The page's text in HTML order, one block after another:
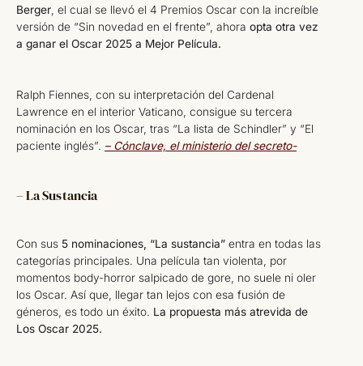
Berger , el cual se llevó el 4 Premios Oscar con la increíble
versión de “Sin novedad en el frente”, ahora opta otra vez
a ganar el Oscar 2025 a Mejor Película.
Ralph Fiennes, con su interpretación del Cardenal
Lawrence en el interior Vaticano, consigue su tercera
nominación en los Oscar, tras “La lista de Schindler” y “El
paciente inglés”. – Cónclave, el ministerio del secreto-
– La Sustancia
Con sus 5 nominaciones, “La sustancia” entra en todas las
categorías principales. Una película tan violenta, por
momentos body-horror salpicado de gore, no suele ni oler
los Oscar. Así que, llegar tan lejos con esa fusión de
géneros, es todo un éxito. La propuesta más atrevida de
Los Oscar 2025.